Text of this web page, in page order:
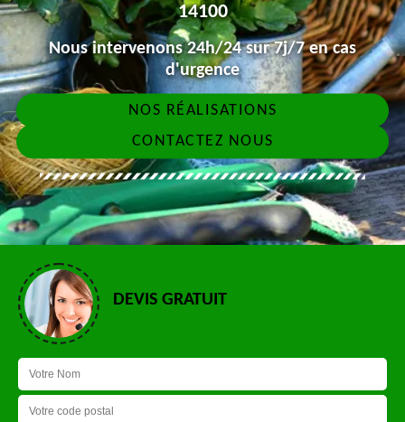
14100
Nous intervenons 24h/24 sur 7j/7 en cas
d'urgence
NOS RÉALISATIONS
CONTACTEZ NOUS
DEVIS GRATUIT